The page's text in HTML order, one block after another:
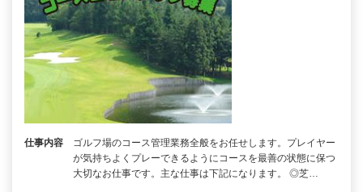
仕事内容
ゴルフ場のコース管理業務全般をお任せします。プレイヤー
が気持ちよくプレーできるようにコースを最善の状態に保つ
大切なお仕事です。主な仕事は下記になります。 ◎芝…